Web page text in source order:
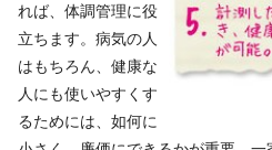
れば、体調管理に役
立ちます。病気の人
はもちろん、健康な
人にも使いやすくす
るためには、如何に